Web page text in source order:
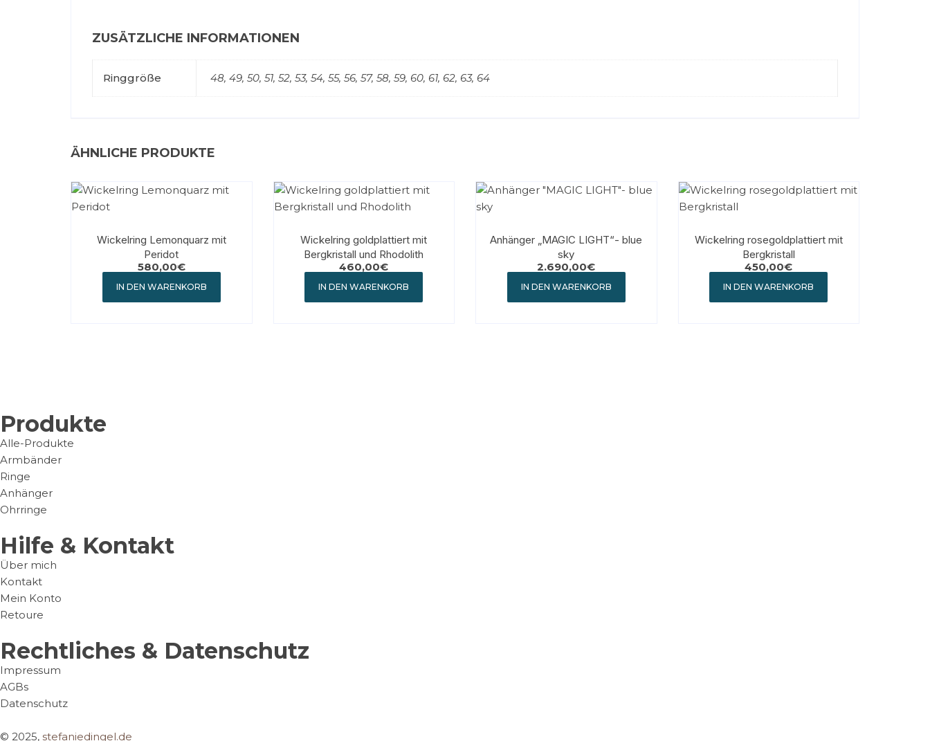
ZUSÄTZLICHE INFORMATIONEN
Ringgröße 48, 49, 50, 51, 52, 53, 54, 55, 56, 57, 58, 59, 60, 61, 62, 63, 64
ÄHNLICHE PRODUKTE
Wickelring Lemonquarz mit
Peridot
580,00€
IN DEN WARENKORB
Wickelring goldplattiert mit
Bergkristall und Rhodolith
460,00€
IN DEN WARENKORB
Anhänger „MAGIC LIGHT“- blue
sky
2.690,00€
IN DEN WARENKORB
Wickelring rosegoldplattiert mit
Bergkristall
450,00€
IN DEN WARENKORB
Produkte
Alle-Produkte
Armbänder
Ringe
Anhänger
Ohrringe
Hilfe & Kontakt
Über mich
Kontakt
Mein Konto
Retoure
Rechtliches & Datenschutz
Impressum
AGBs
Datenschutz
© 2025, stefaniedingel.de